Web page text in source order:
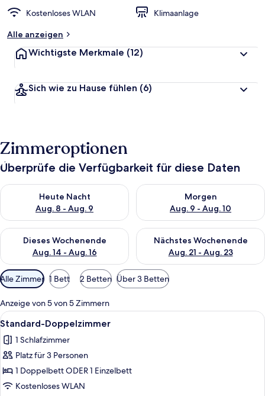
Kostenloses WLAN
Klimaanlage
Alle anzeigen
Wichtigste Merkmale (12)
Sich wie zu Hause fühlen (6)
Zimmeroptionen
Überprüfe die Verfügbarkeit für diese Daten
Heute Nacht
Aug. 8 - Aug. 9
Überprüfe die Verfügbarkeit für heute Nacht, Aug. 8 - Aug. 9.
Morgen
Aug. 9 - Aug. 10
Überprüfe die Verfügbarkeit
Dieses Wochenende
Aug. 14 - Aug. 16
Überprüfe die Verfügbarkeit für dieses Wochenende, Aug. 14
Nächstes Wochenende
Aug. 21 - Aug. 23
Überprüfe die Verfügbarkeit
Verfügbare
Filter
für
Zimmer
Alle Zimmer 1 Bett 2 Betten Über 3 Betten
Anzeige von 5 von 5 Zimmern
Alle
Fotos
für
Standard-
Doppelzimmer
anzeigen
Ein Holzhäuschen-Zimmer mit zwei
6
Standard-Doppelzimmer
1 Schlafzimmer
Platz für 3 Personen
1 Doppelbett ODER 1 Einzelbett
Kostenloses WLAN